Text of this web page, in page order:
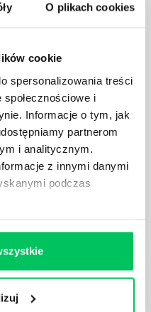
O plikach cookies
cookie
spersonalizowania treści
i
Informacje o tym, jak
partnerom
i analitycznym.
z innymi danymi
podczas
W GOTÓWCE
oraz różne
Poruszymy także
Pracy – w tym o
rachunku do
ustawy o
się także do
w gotówce.
I INNE
pracodawcy